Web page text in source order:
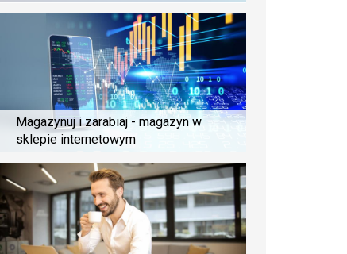
Magazynuj i zarabiaj - magazyn w
sklepie internetowym